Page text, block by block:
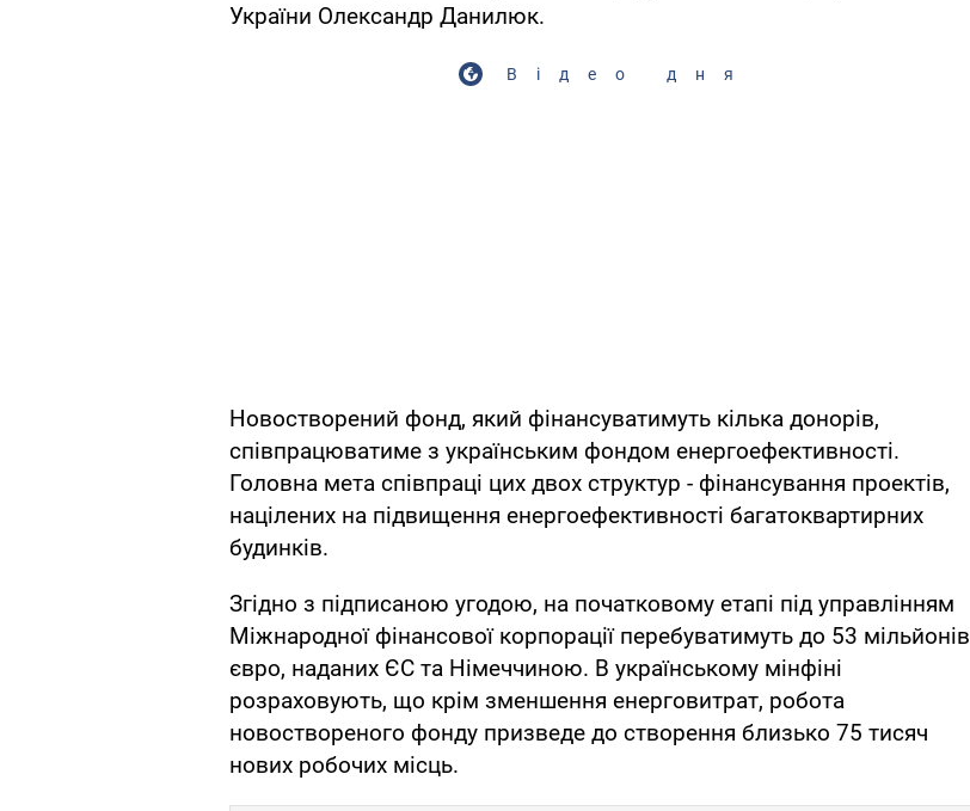
України Олександр Данилюк.
Відео дня
Новостворений фонд, який фінансуватимуть кілька донорів,
співпрацюватиме з українським фондом енергоефективності.
Головна мета співпраці цих двох структур - фінансування проектів,
націлених на підвищення енергоефективності багатоквартирних
будинків.
Згідно з підписаною угодою, на початковому етапі під управлінням
Міжнародної фінансової корпорації перебуватимуть до 53 мільйонів
євро, наданих ЄС та Німеччиною. В українському мінфіні
розраховують, що крім зменшення енерговитрат, робота
новоствореного фонду призведе до створення близько 75 тисяч
нових робочих місць.